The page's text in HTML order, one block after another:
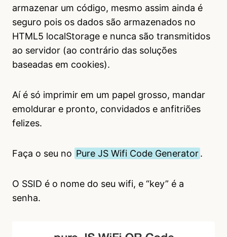
armazenar um código, mesmo assim ainda é
seguro pois os dados são armazenados no
HTML5 localStorage e nunca são transmitidos
ao servidor (ao contrário das soluções
baseadas em cookies).
Aí é só imprimir em um papel grosso, mandar
emoldurar e pronto, convidados e anfitriões
felizes.
Faça o seu no Pure JS Wifi Code Generator.
O SSID é o nome do seu wifi, e “key” é a
senha.